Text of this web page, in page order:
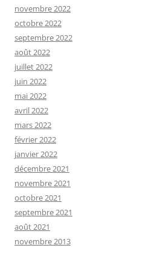
novembre 2022
octobre 2022
septembre 2022
août 2022
juillet 2022
juin 2022
mai 2022
avril 2022
mars 2022
février 2022
janvier 2022
décembre 2021
novembre 2021
octobre 2021
septembre 2021
août 2021
novembre 2013